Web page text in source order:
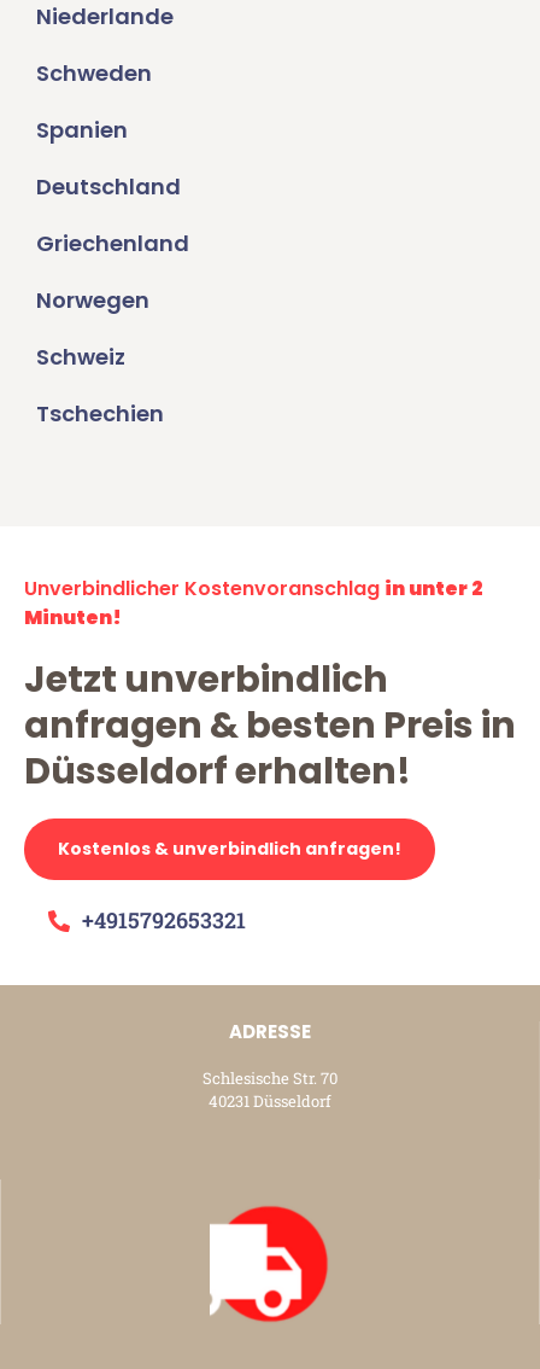
Niederlande
Schweden
Spanien
Deutschland
Griechenland
Norwegen
Schweiz
Tschechien
Unverbindlicher Kostenvoranschlag in unter 2
Minuten!
Jetzt unverbindlich
anfragen & besten Preis in
Düsseldorf erhalten!
Kostenlos & unverbindlich anfragen!
+4915792653321
ADRESSE
Schlesische Str. 70
40231 Düsseldorf